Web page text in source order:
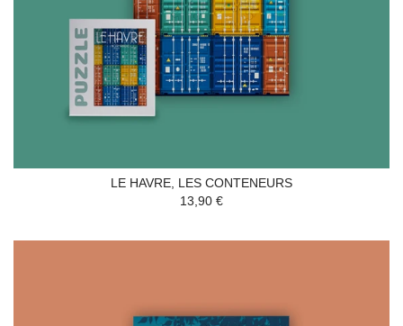
LE HAVRE, LES CONTENEURS
13,90 €